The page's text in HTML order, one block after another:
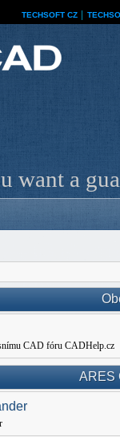
TECHSOFT CZ
a
CAD fóru CADHelp.cz
ARES